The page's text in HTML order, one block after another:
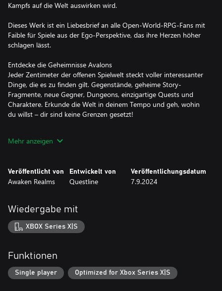
Kampfs auf die Welt auswirken wird.
Dieses Werk ist ein Liebesbrief an alle Open-World-RPG-Fans mit
Faible für Spiele aus der Ego-Perspektive, das ihre Herzen höher
schlagen lässt.
Entdecke die Geheimnisse Avalons
Jeder Zentimeter der offenen Spielwelt steckt voller interessanter
Dinge, die es zu finden gilt. Gegenstände, geheime Story-
Fragmente, neue Gegner, Dungeons, einzigartige Quests und
Charaktere. Erkunde die Welt in deinem Tempo und geh, wohin
du willst – dir sind keine Grenzen gesetzt!
Kombiniere mächtige Nahkampfwaffen, Bögen, Zauber,
unzähligen zähen Gegnern im Spiel immer und immer wieder auf
die Probe gestellt werden wird.
Spiele nach deinen Regeln
Willst du ein wahnsinniger Berserkeralchemist sein, der seine
Gegner mit Fäusten verkloppt? Kein Problem!
Ein epischer Magierschmied, der untote Horden beschwört? Auch
Verstohlener Bogenschütze (ganz was Neues)? Nein, das machen
Spaß! Natürlich ist auch das möglich! Genau genommen ist das
Spiel PERFEKT, um einen durch die Schatten pirschenden Jäger zu
Mehr anzeigen
Veröffentlicht von
Awaken Realms
Entwickelt von
Questline
Veröffentlichungsdatum
7.9.2024
Wiedergabe mit
XBOX Series X|S
Funktionen
Single player Optimized for Xbox Series X|S